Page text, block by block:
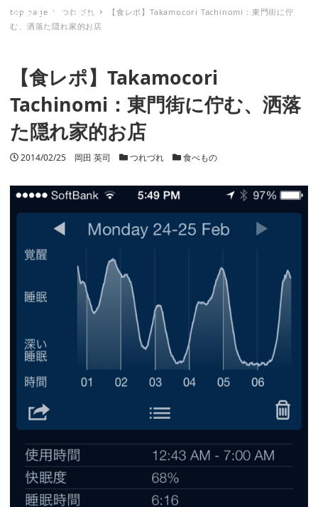
ミナトノキズナ
top page つれづれ
【食レポ】Takamocori Tachinomi：東門街に佇
む、洒落た隠れ家的お店
【食レポ】Takamocori
Tachinomi：東門街に佇む、洒落
た隠れ家的お店
投稿日
2014/02/25 著者
岡田 英司 カテゴリー
つれづれ カテゴリー
食べもの